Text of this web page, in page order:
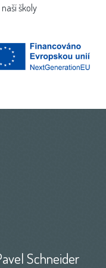
školy
Schneider